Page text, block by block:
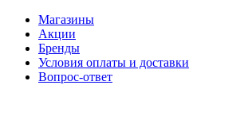
Магазины
Акции
Бренды
Условия оплаты и доставки
Вопрос-ответ